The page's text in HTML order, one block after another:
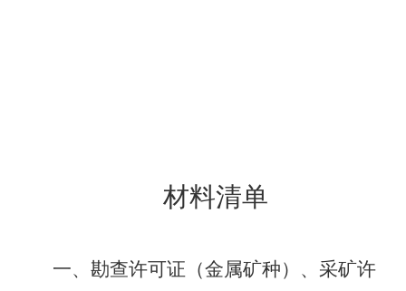
材料清单
一、勘查许可证（金属矿种）、采矿许